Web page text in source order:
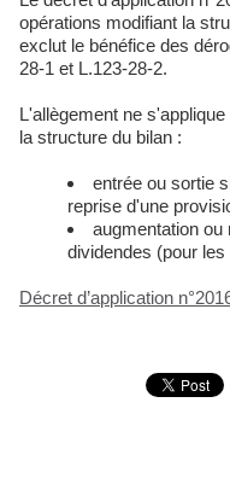
opérations modifiant la
exclut le bénéfice des
28-1 et L.123-28-2.
L'allègement ne
la structure du bilan :
entrée ou sortie
reprise d'une
augmentation ou
dividendes (pour
Décret d’application